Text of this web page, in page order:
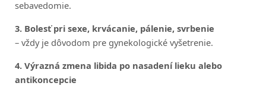
sebavedomie.
3. Bolesť pri sexe, krvácanie, pálenie, svrbenie
– vždy je dôvodom pre gynekologické vyšetrenie.
4. Výrazná zmena libida po nasadení lieku alebo
antikoncepcie